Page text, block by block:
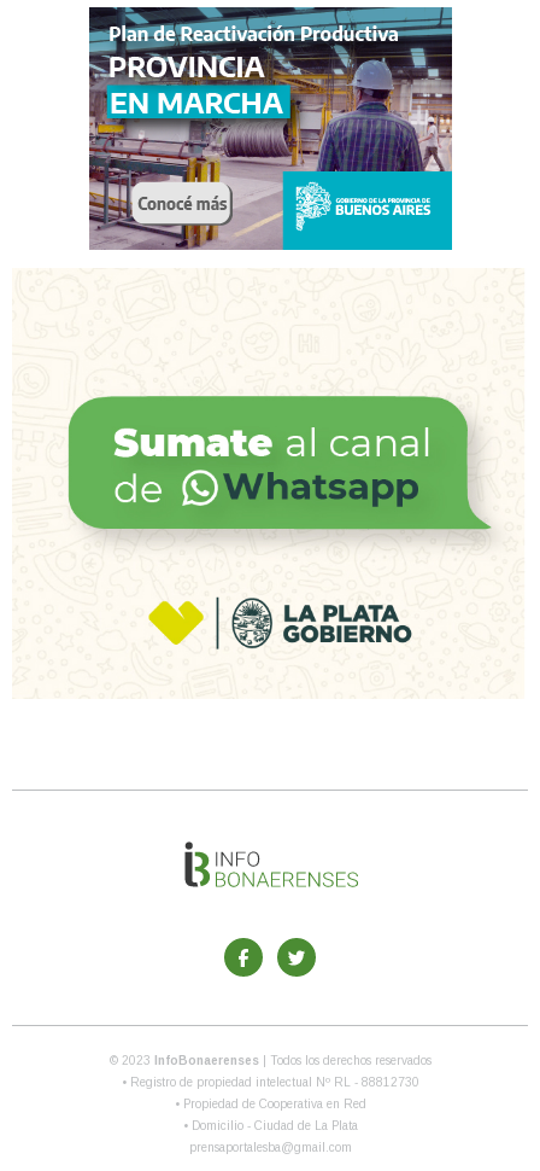
© 2023 InfoBonaerenses
| Todos los derechos reservados
• Registro de propiedad intelectual Nº RL - 88812730
• Propiedad de Cooperativa en Red
• Domicilio - Ciudad de La Plata
prensaportalesba@gmail.com